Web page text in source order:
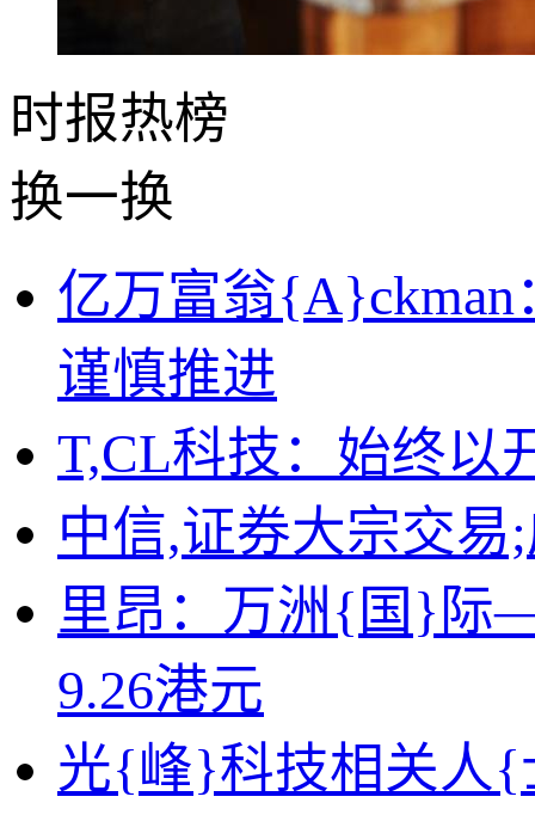
时报热榜
换一换
亿万富翁{A}ckman
谨慎推进
T,CL科技：始终以
中信,证券大宗交易
里昂：万洲{国}际
9.26港元
光{峰}科技相关人{